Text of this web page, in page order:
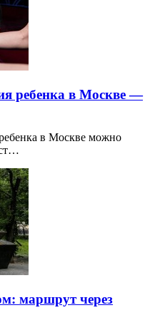
ребенка в Москве —
в Москве можно
маршрут через